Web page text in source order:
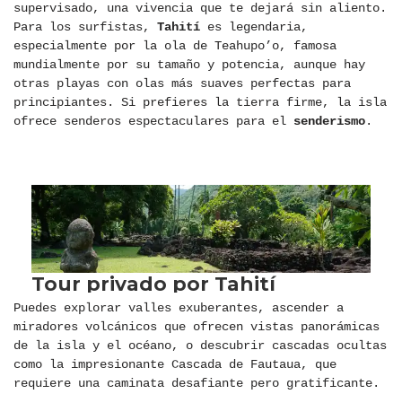
supervisado, una vivencia que te dejará sin aliento.
Para los surfistas, Tahití es legendaria,
especialmente por la ola de Teahupo’o, famosa
mundialmente por su tamaño y potencia, aunque hay
otras playas con olas más suaves perfectas para
principiantes. Si prefieres la tierra firme, la isla
ofrece senderos espectaculares para el senderismo.
Puedes explorar valles exuberantes, ascender a
miradores volcánicos que ofrecen vistas panorámicas
de la isla y el océano, o descubrir cascadas ocultas
como la impresionante Cascada de Fautaua, que
requiere una caminata desafiante pero gratificante.